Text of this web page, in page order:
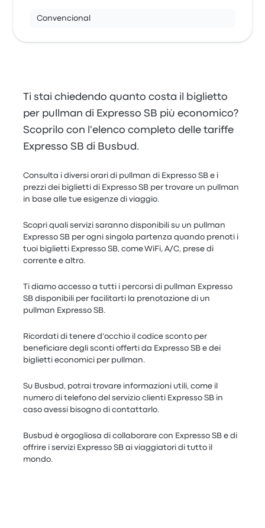
Convencional
Ti stai chiedendo quanto costa il biglietto
per pullman di Expresso SB più economico?
Scoprilo con l'elenco completo delle tariffe
Expresso SB di Busbud.
Consulta i diversi orari di pullman di Expresso SB e i
prezzi dei biglietti di Expresso SB per trovare un pullman
in base alle tue esigenze di viaggio.
Scopri quali servizi saranno disponibili su un pullman
Expresso SB per ogni singola partenza quando prenoti i
tuoi biglietti Expresso SB, come WiFi, A/C, prese di
corrente e altro.
Ti diamo accesso a tutti i percorsi di pullman Expresso
SB disponibili per facilitarti la prenotazione di un
pullman Expresso SB.
Ricordati di tenere d'occhio il codice sconto per
beneficiare degli sconti offerti da Expresso SB e dei
biglietti economici per pullman.
Su Busbud, potrai trovare informazioni utili, come il
numero di telefono del servizio clienti Expresso SB in
caso avessi bisogno di contattarlo.
Busbud è orgogliosa di collaborare con Expresso SB e di
offrire i servizi Expresso SB ai viaggiatori di tutto il
mondo.